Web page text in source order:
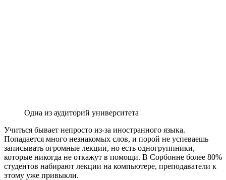
Одна из аудиторий университета
Учиться бывает непросто из-за иностранного языка.
Попадается много незнакомых слов, и порой не успеваешь
записывать огромные лекции, но есть одногруппники,
которые никогда не откажут в помощи. В Сорбонне более 80%
студентов набирают лекции на компьютере, преподаватели к
этому уже привыкли.